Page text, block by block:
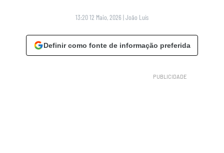
13:20 12 Maio, 2026 |João Luís
Definir como fonte de informação preferida